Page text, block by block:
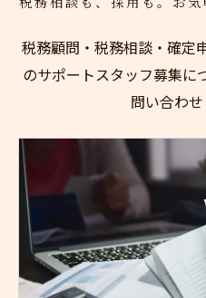
税務顧問・税務相談・確定
のサポートスタッフ募集に
問い合わせ